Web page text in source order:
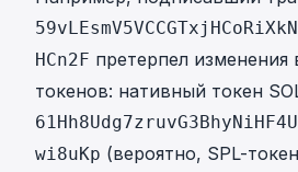
HCn2F претерпел изменения
токенов: нативный токен
wi8uKp (вероятно, SPL-